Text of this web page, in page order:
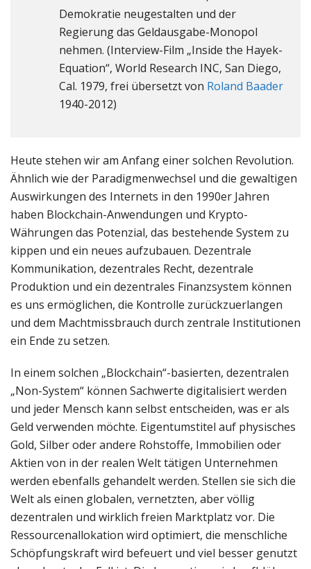
Demokratie neugestalten und der
Regierung das Geldausgabe-Monopol
nehmen. (Interview-Film „Inside the Hayek-
Equation“, World Research INC, San Diego,
Cal. 1979, frei übersetzt von Roland Baader
1940-2012)
Heute stehen wir am Anfang einer solchen Revolution.
Ähnlich wie der Paradigmenwechsel und die gewaltigen
Auswirkungen des Internets in den 1990er Jahren
haben Blockchain-Anwendungen und Krypto-
Währungen das Potenzial, das bestehende System zu
kippen und ein neues aufzubauen. Dezentrale
Kommunikation, dezentrales Recht, dezentrale
Produktion und ein dezentrales Finanzsystem können
es uns ermöglichen, die Kontrolle zurückzuerlangen
und dem Machtmissbrauch durch zentrale Institutionen
ein Ende zu setzen.
In einem solchen „Blockchain“-basierten, dezentralen
„Non-System“ können Sachwerte digitalisiert werden
und jeder Mensch kann selbst entscheiden, was er als
Geld verwenden möchte. Eigentumstitel auf physisches
Gold, Silber oder andere Rohstoffe, Immobilien oder
Aktien von in der realen Welt tätigen Unternehmen
werden ebenfalls gehandelt werden. Stellen sie sich die
Welt als einen globalen, vernetzten, aber völlig
dezentralen und wirklich freien Marktplatz vor. Die
Ressourcenallokation wird optimiert, die menschliche
Schöpfungskraft wird befeuert und viel besser genutzt